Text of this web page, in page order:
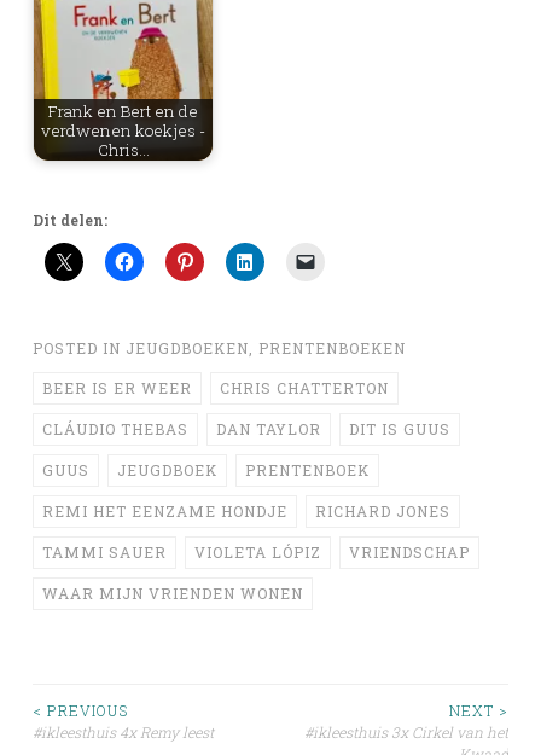
Frank en Bert en de
verdwenen koekjes -
Chris…
Dit delen:
POSTED IN JEUGDBOEKEN, PRENTENBOEKEN
BEER IS ER WEER CHRIS CHATTERTON
CLÁUDIO THEBAS DAN TAYLOR DIT IS GUUS
GUUS JEUGDBOEK PRENTENBOEK
REMI HET EENZAME HONDJE RICHARD JONES
TAMMI SAUER VIOLETA LÓPIZ VRIENDSCHAP
WAAR MIJN VRIENDEN WONEN
Post
< PREVIOUS
#ikleesthuis 4x Remy leest
NEXT >
#ikleesthuis 3x Cirkel van het